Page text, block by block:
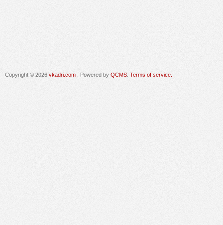
Copyright © 2026 vkadri.com . Powered by QCMS Terms of service.